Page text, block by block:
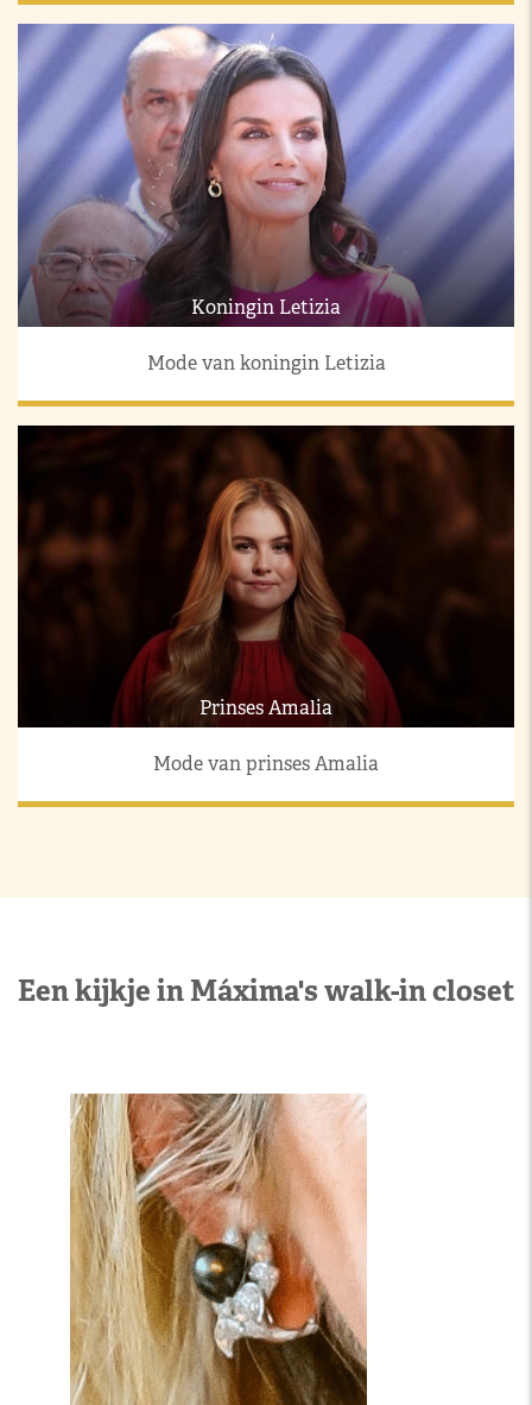
Koningin Letizia
Mode van koningin Letizia
Prinses Amalia
Mode van prinses Amalia
Een kijkje in Máxima's walk-in closet